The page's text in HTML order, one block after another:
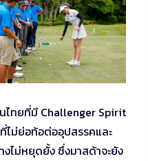
ไทยที่มี Challenger Spirit
ไม่ย่อท้อต่ออุปสรรคและ
งไม่หยุดยั้ง ซึ่งมาสด้าจะยัง